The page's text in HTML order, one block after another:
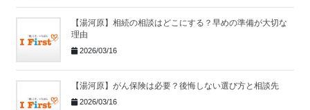
【湯河原】相続の相談はどこにする？早めの準備が大切な
理由
2026/03/16
【湯河原】がん保険は必要？後悔しない選び方と相談先
2026/03/16